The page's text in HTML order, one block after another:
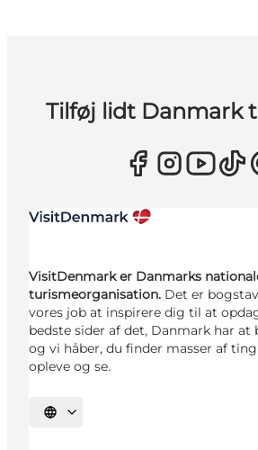
Tilføj lidt Danmark
VisitDenmark er Danmarks
turismeorganisation. Det er
vores job at inspirere dig til at
bedste sider af det, Danmark har at
og vi håber, du finder masser af
opleve og se.
Vælg sprog